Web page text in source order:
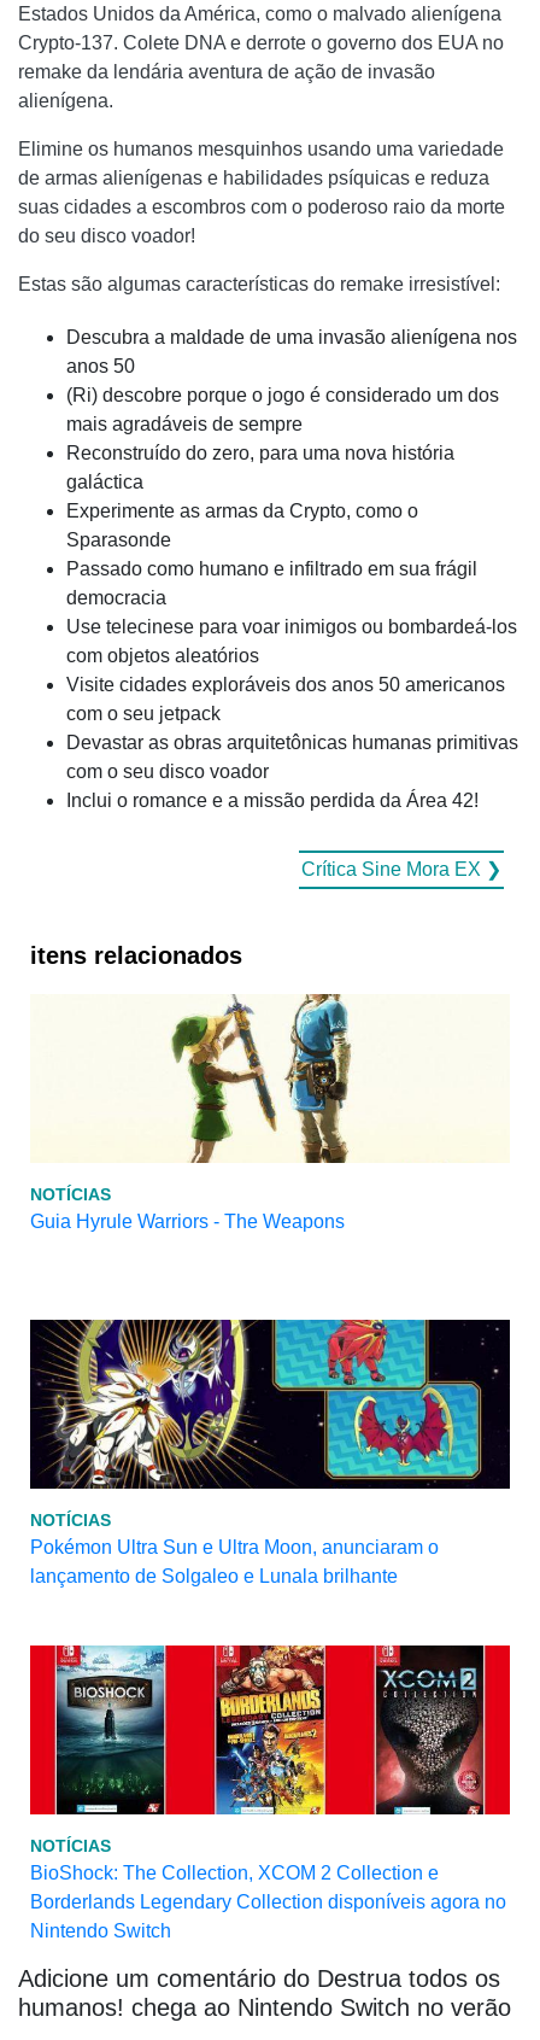
Estados Unidos da América, como o malvado alienígena
Crypto-137. Colete DNA e derrote o governo dos EUA no
remake da lendária aventura de ação de invasão
alienígena.
Elimine os humanos mesquinhos usando uma variedade
de armas alienígenas e habilidades psíquicas e reduza
suas cidades a escombros com o poderoso raio da morte
do seu disco voador!
Estas são algumas características do remake irresistível:
Descubra a maldade de uma invasão alienígena nos
anos 50
(Ri) descobre porque o jogo é considerado um dos
mais agradáveis ​​de sempre
Reconstruído do zero, para uma nova história
galáctica
Experimente as armas da Crypto, como o
Sparasonde
Passado como humano e infiltrado em sua frágil
democracia
Use telecinese para voar inimigos ou bombardeá-los
com objetos aleatórios
Visite cidades exploráveis ​​dos anos 50 americanos
com o seu jetpack
Devastar as obras arquitetônicas humanas primitivas
com o seu disco voador
Inclui o romance e a missão perdida da Área 42!
Crítica Sine Mora EX ❯
itens relacionados
NOTÍCIAS
Guia Hyrule Warriors - The Weapons
NOTÍCIAS
Pokémon Ultra Sun e Ultra Moon, anunciaram o
lançamento de Solgaleo e Lunala brilhante
NOTÍCIAS
BioShock: The Collection, XCOM 2 Collection e
Borderlands Legendary Collection disponíveis agora no
Nintendo Switch
Adicione um comentário do Destrua todos os
humanos! chega ao Nintendo Switch no verão